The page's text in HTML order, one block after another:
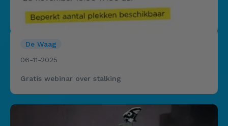
De Waag
06-11-2025
Gratis webinar over stalking